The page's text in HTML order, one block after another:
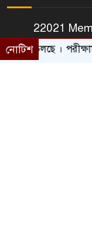
22021
Email :
নোটিশ
পরীক্ষামূলক